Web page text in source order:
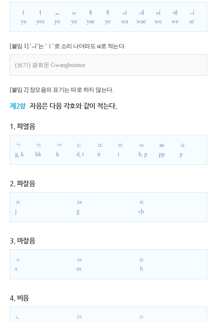
ㅑ
ya
ㅕ
yeo
ㅛ
yo
ㅠ
yu
ㅒ
yae
ㅖ
ye
ㅘ
wa
ㅙ
wae
ㅝ
wo
ㅞ
we
ㅢ
ui
[붙임 1] ‘ㅢ’는 ‘ㅣ’로 소리 나더라도 ui로 적는다.
(보기) 광희문 Gwanghuimun
[붙임 2] 장모음의 표기는 따로 하지 않는다.
제2항 자음은 다음 각호와 같이 적는다.
1. 파열음
ㄱ
g, k
ㄲ
kk
ㅋ
k
ㄷ
d, t
ㄸ
tt
ㅌ
t
ㅂ
b, p
ㅃ
pp
ㅍ
p
2. 파찰음
ㅈ
j
ㅉ
jj
ㅊ
ch
3. 마찰음
ㅅ
s
ㅆ
ss
ㅎ
h
4. 비음
ㄴ
ㅁ
ㅇ